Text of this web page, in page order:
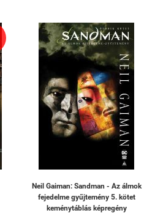
Neil Gaiman: Sandman - Az álmok
fejedelme gyűjtemény 5. kötet
keménytáblás képregény